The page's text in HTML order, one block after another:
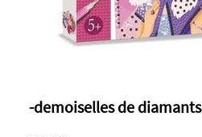
-demoiselles de diamants